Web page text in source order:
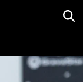
Ver precio